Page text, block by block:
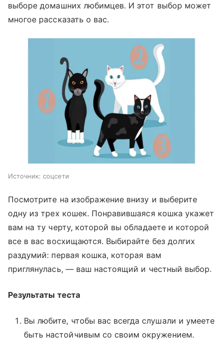
выборе домашних любимцев. И этот выбор может
многое рассказать о вас.
Источник: соцсети
Посмотрите на изображение внизу и выберите
одну из трех кошек. Понравившаяся кошка укажет
вам на ту черту, которой вы обладаете и которой
все в вас восхищаются. Выбирайте без долгих
раздумий: первая кошка, которая вам
приглянулась, — ваш настоящий и честный выбор.
Результаты теста
Вы любите, чтобы вас всегда слушали и умеете
быть настойчивым со своим окружением.